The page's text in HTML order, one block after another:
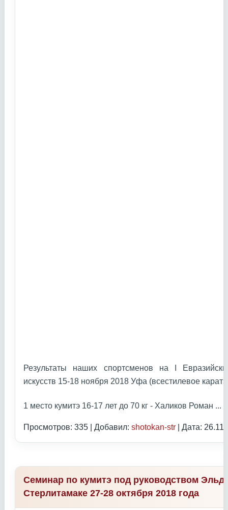
Результаты наших спортсменов на I
искусств 15-18 ноября 2018 Уфа (всестилевое
1 место кумитэ 16-17 лет до 70 кг - Халиков Роман ...
Просмотров: 335 | Добавил: shotokan-str | Дата:
Семинар по кумитэ под руководством
Стерлитамаке 27-28 октября 2018 года